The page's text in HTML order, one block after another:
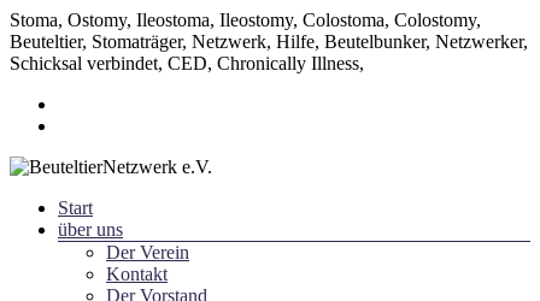
Stoma, Ostomy, Ileostoma, Ileostomy, Colostoma, Colostomy,
Beuteltier, Stomaträger, Netzwerk, Hilfe, Beutelbunker, Netzwerker,
Schicksal verbindet, CED, Chronically Illness,
Zum
Inhalt
BeuteltierNetzwerk e.V.
~ Schicksal verbindet ~
Menü
Start
über uns
Der Verein
Kontakt
Der Vorstand